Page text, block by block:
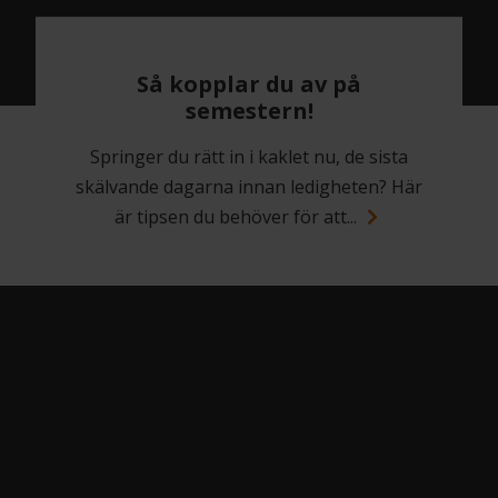
Så kopplar du av på
semestern!
Springer du rätt in i kaklet nu, de sista
skälvande dagarna innan ledigheten? Här
är tipsen du behöver för att...